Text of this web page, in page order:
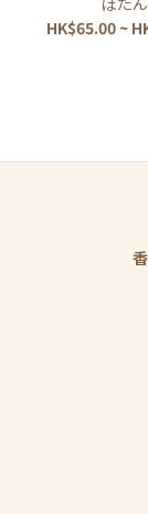
HK$65.00 ~